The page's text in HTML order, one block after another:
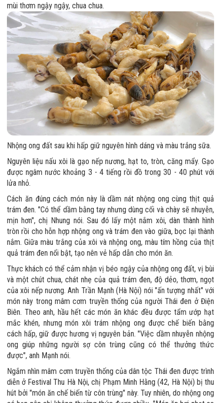
mùi thơm ngậy ngậy, chua chua.
Nhộng ong đất sau khi hấp giữ nguyên hình dáng và màu trắng sữa.
Nguyên liệu nấu xôi là gạo nếp nương, hạt to, tròn, căng mẩy. Gạo
được ngâm nước khoảng 3 - 4 tiếng rồi đồ trong 30 - 40 phút với
lửa nhỏ.
Cách ăn đúng cách món này là dầm nát nhộng ong cùng thịt quả
trám đen. "Có thể dầm bằng tay nhưng dùng cối và chày sẽ nhuyễn,
mịn hơn", chị Nhung nói. Sau đó lấy một nắm xôi, dàn thành hình
tròn rồi cho hỗn hợp nhộng ong và trám đen vào giữa, bọc lại thành
nắm. Giữa màu trắng của xôi và nhộng ong, màu tím hồng của thịt
quả trám đen nổi bật, tạo nên vẻ hấp dẫn cho món ăn.
Thực khách có thể cảm nhận vị béo ngậy của nhộng ong đất, vị bùi
và một chút chua, chát nhẹ của quả trám đen, độ dẻo, thơm, ngọt
của xôi nếp nương. Anh Trần Mạnh (Hà Nội) nói "ấn tượng nhất" với
món này trong mâm cơm truyền thống của người Thái đen ở Điện
Biên. Theo anh, hầu hết các món ăn khác đều được tẩm ướp hạt
mắc khén, nhưng món xôi trám nhộng ong được chế biến bằng
cách hấp, giữ được hương vị nguyên bản. "Việc dầm nhuyễn nhộng
ong giúp những người sợ côn trùng cũng có thể thưởng thức
được", anh Mạnh nói.
Ngắm nhìn mâm cơm truyền thống của dân tộc Thái đen được trình
diễn ở Festival Thu Hà Nội, chị Phạm Minh Hằng (42, Hà Nội) bị thu
hút bởi "món ăn chế biến từ côn trùng" này. Tuy nhiên, do nhộng ong